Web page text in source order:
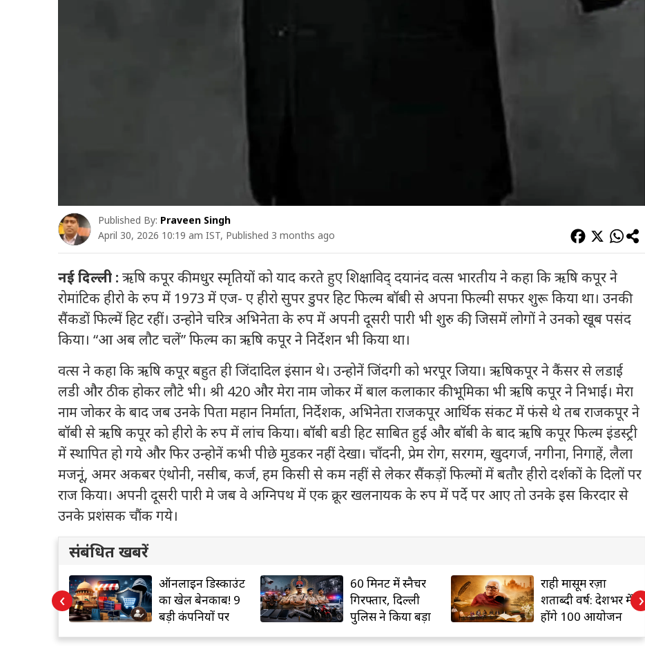
Published By: Praveen Singh
April 30, 2026 10:19 am IST, Published 3 months ago
नई दिल्ली : ऋषि कपूर की मधुर स्मृतियों को याद करते हुए शिक्षाविद् दयानंद वत्स भारतीय ने कहा कि ऋषि कपूर ने
रोमांटिक हीरो के रुप में 1973 में एज- ए हीरो सुपर डुपर हिट फिल्म बॉबी से अपना फिल्मी सफर शुरू किया था। उनकी
सैंकडों फिल्में हिट रहीं। उन्होने चरित्र अभिनेता के रुप में अपनी दूसरी पारी भी शुरु की, जिसमें लोगों ने उनको खूब पसंद
किया। “आ अब लौट चलें” फिल्म का ऋषि कपूर ने निर्देशन भी किया था।
वत्स ने कहा कि ऋषि कपूर बहुत ही जिंदादिल इंसान थे। उन्होनें जिंदगी को भरपूर जिया। ऋषिकपूर ने कैंसर से लडाई
लडी और ठीक होकर लौटे भी। श्री 420 और मेरा नाम जोकर में बाल कलाकार की भूमिका भी ऋषि कपूर ने निभाई। मेरा
नाम जोकर के बाद जब उनके पिता महान निर्माता, निर्देशक, अभिनेता राजकपूर आर्थिक संकट में फंसे थे तब राजकपूर ने
बॉबी से ऋषि कपूर को हीरो के रुप में लांच किया। बॉबी बडी हिट साबित हुई और बॉबी के बाद ऋषि कपूर फिल्म इंडस्ट्री
में स्थापित हो गये और फिर उन्होनें कभी पीछे मुडकर नहीं देखा। चाँदनी, प्रेम रोग, सरगम, खुदगर्ज, नगीना, निगाहें, लैला
मजनूंं, अमर अकबर एंथोनी, नसीब, कर्ज, हम किसी से कम नहीं से लेकर सैंकड़ों फिल्मों में बतौर हीरो दर्शकों के दिलों पर
राज किया। अपनी दूसरी पारी मे जब वे अग्निपथ में एक क्रूर खलनायक के रुप में पर्दे पर आए तो उनके इस किरदार से
उनके प्रशंसक चौंक गये।
संबंधित खबरें
60 मिनट में स्नैचर
गिरफ्तार, दिल्ली
पुलिस ने किया बड़ा
खुलासा
राही मासूम रज़ा
शताब्दी वर्ष: देशभर में
होंगे 100 आयोजन
15 साल में एक बार
खिलता है यह डायमंड
फूल, जानें राज
‹ ›